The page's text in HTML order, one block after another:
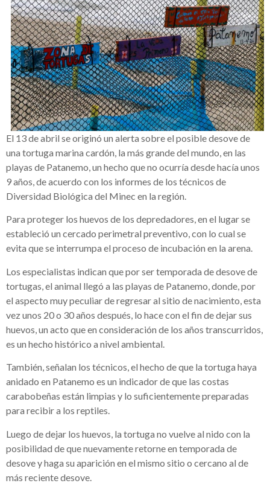
El 13 de abril se originó un alerta sobre el posible desove de
una tortuga marina cardón, la más grande del mundo, en las
playas de Patanemo, un hecho que no ocurría desde hacía unos
9 años, de acuerdo con los informes de los técnicos de
Diversidad Biológica del Minec en la región.
Para proteger los huevos de los depredadores, en el lugar se
estableció un cercado perimetral preventivo, con lo cual se
evita que se interrumpa el proceso de incubación en la arena.
Los especialistas indican que por ser temporada de desove de
tortugas, el animal llegó a las playas de Patanemo, donde, por
el aspecto muy peculiar de regresar al sitio de nacimiento, esta
vez unos 20 o 30 años después, lo hace con el fin de dejar sus
huevos, un acto que en consideración de los años transcurridos,
es un hecho histórico a nivel ambiental.
También, señalan los técnicos, el hecho de que la tortuga haya
anidado en Patanemo es un indicador de que las costas
carabobeñas están limpias y lo suficientemente preparadas
para recibir a los reptiles.
Luego de dejar los huevos, la tortuga no vuelve al nido con la
posibilidad de que nuevamente retorne en temporada de
desove y haga su aparición en el mismo sitio o cercano al de
más reciente desove.